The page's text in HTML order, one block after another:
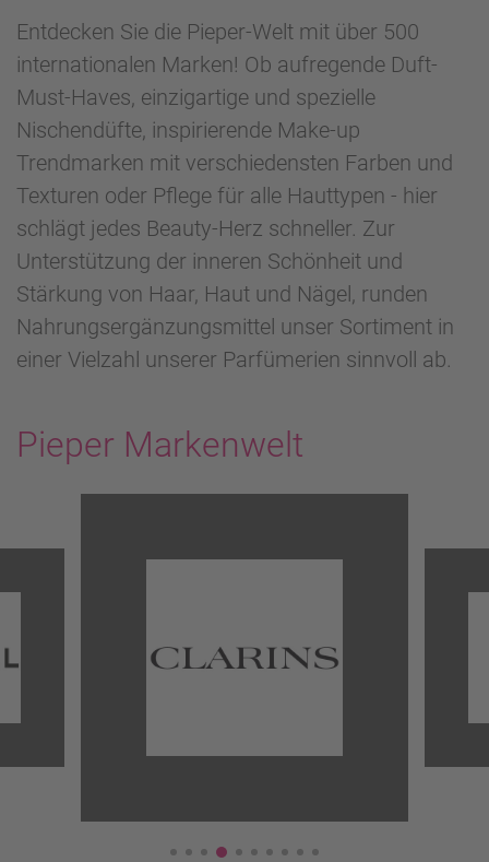
Entdecken Sie die Pieper-Welt mit über 500
internationalen Marken! Ob aufregende Duft-
Must-Haves, einzigartige und spezielle
Nischendüfte, inspirierende Make-up
Trendmarken mit verschiedensten Farben und
Texturen oder Pflege für alle Hauttypen - hier
schlägt jedes Beauty-Herz schneller. Zur
Unterstützung der inneren Schönheit und
Stärkung von Haar, Haut und Nägel, runden
Nahrungsergänzungsmittel unser Sortiment in
einer Vielzahl unserer Parfümerien sinnvoll ab.
Pieper Markenwelt